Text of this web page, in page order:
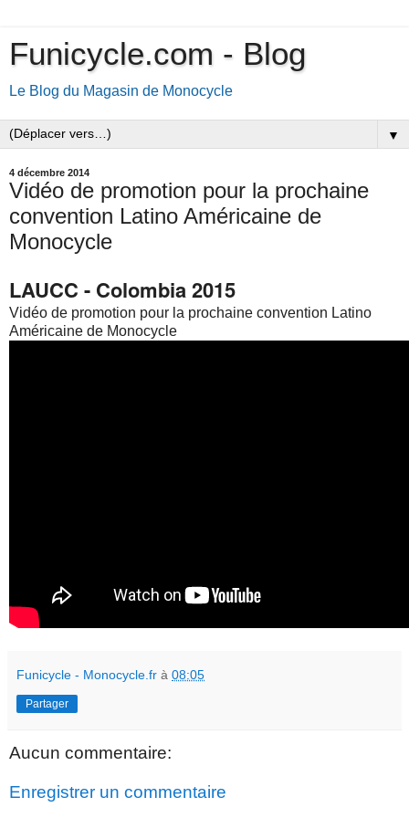
Funicycle.com - Blog
Le Blog du Magasin de Monocycle
▼
4 décembre 2014
Vidéo de promotion pour la prochaine
convention Latino Américaine de
Monocycle
LAUCC - Colombia 2015
Vidéo de promotion pour la prochaine convention Latino
Américaine de Monocycle
Funicycle - Monocycle.fr à 08:05
Partager
Aucun commentaire:
Enregistrer un commentaire